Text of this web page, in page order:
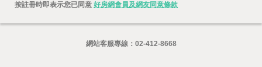
按註冊時即表示您已同意 好房網會員及網友同意條款
網站客服專線： 02-412-8668